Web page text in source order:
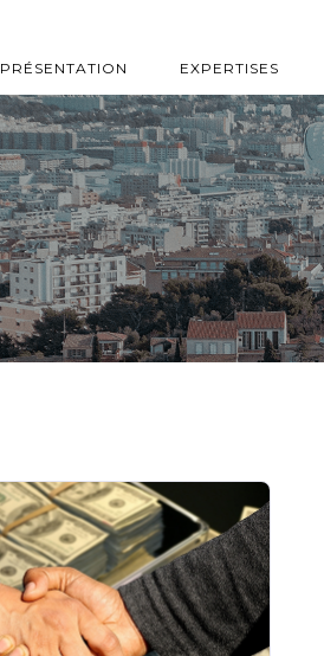
PRÉSENTATION EXPERTISES